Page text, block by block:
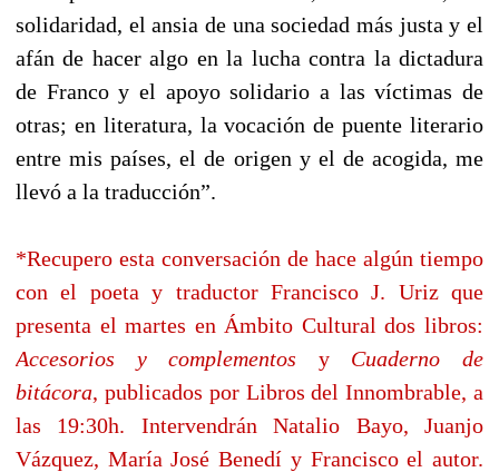
solidaridad, el ansia de una sociedad más justa y el
afán de hacer algo en la lucha contra la dictadura
de Franco y el apoyo solidario a las víctimas de
otras; en literatura, la vocación de puente literario
entre mis países, el de origen y el de acogida, me
llevó a la traducción”.
*Recupero esta conversación de hace algún tiempo
con el poeta y traductor Francisco J. Uriz que
presenta el martes en Ámbito Cultural dos libros:
Accesorios y complementos y Cuaderno de
bitácora, publicados por Libros del Innombrable, a
las 19:30h. IntervendránNatalio Bayo,Juanjo
Vázquez, María José Benedí y Francisco el autor.